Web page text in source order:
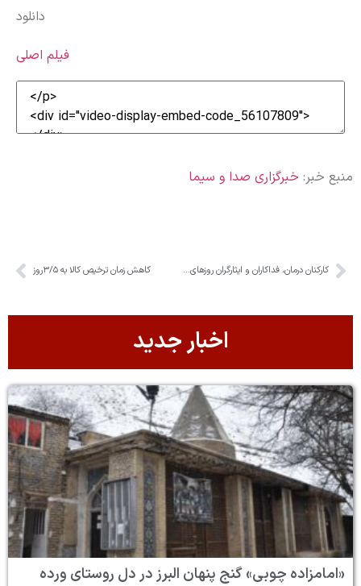
دانلود
فیلم اصلی
منبع خبر: خبرگزاری صدا و سیما
کارکنان درمان، فداکاران و ایثارگران روزهای جنگ بودند کاهش زمان ترخیص کالا به ۳/۵روز
اخبار جدید
«امامزاده چوبی» گنج پنهان البرز در دل روستای ورده